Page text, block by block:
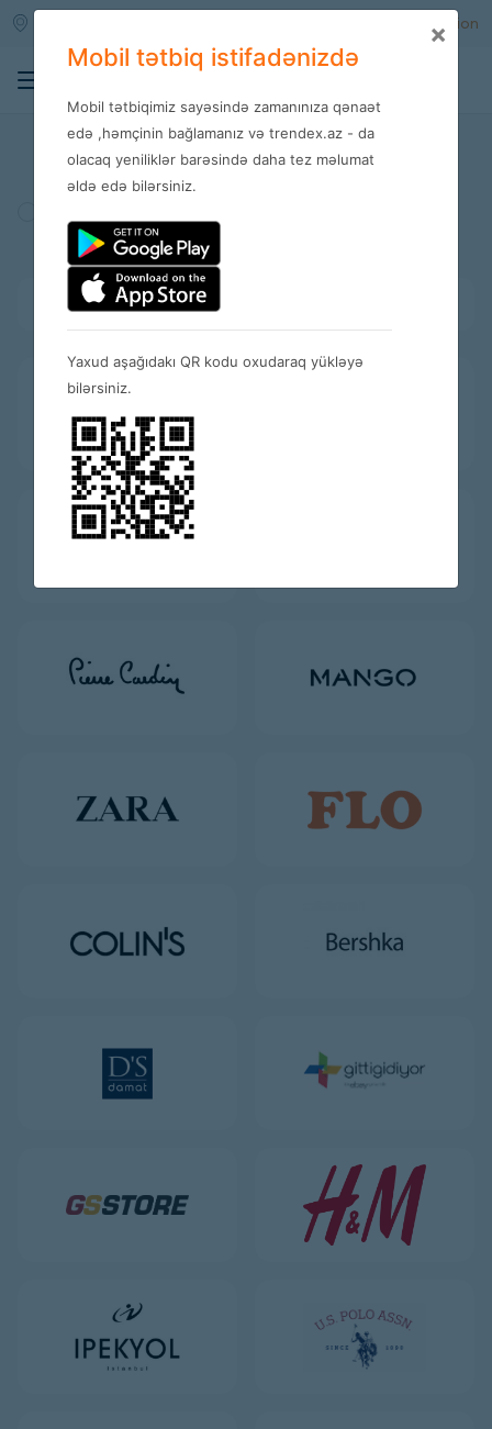
Registration
Stores
Bütün kateqoriyalar
×
Mobil tətbiq istifadənizdə
Mobil tətbiqimiz sayəsində zamanınıza qənaət
edə ,həmçinin bağlamanız və trendex.az - da
olacaq yeniliklər barəsində daha tez məlumat
əldə edə bilərsiniz.
Yaxud aşağıdakı QR kodu oxudaraq yükləyə
bilərsiniz.